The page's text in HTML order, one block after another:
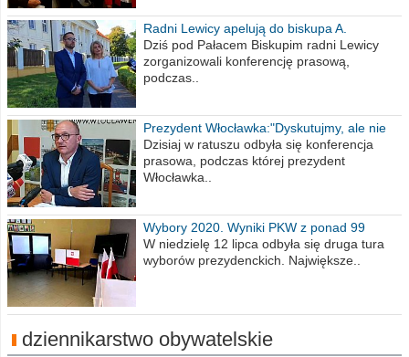
Radni Lewicy apelują do biskupa A.
Wiesława Meringa
Dziś pod Pałacem Biskupim radni Lewicy
zorganizowali konferencję prasową,
podczas..
Prezydent Włocławka:"Dyskutujmy, ale nie
obrażajmy się”
Dzisiaj w ratuszu odbyła się konferencja
prasowa, podczas której prezydent
Włocławka..
Wybory 2020. Wyniki PKW z ponad 99
procent obwodów
W niedzielę 12 lipca odbyła się druga tura
wyborów prezydenckich. Największe..
dziennikarstwo obywatelskie